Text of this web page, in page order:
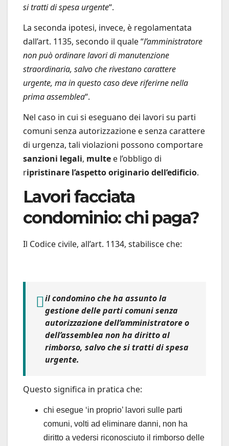
si tratti di spesa urgente“.
La seconda ipotesi, invece, è regolamentata
dall’art. 1135, secondo il quale “l’amministratore
non può ordinare lavori di manutenzione
straordinaria, salvo che rivestano carattere
urgente, ma in questo caso deve riferirne nella
prima assemblea“.
Nel caso in cui si eseguano dei lavori su parti
comuni senza autorizzazione e senza carattere
di urgenza, tali violazioni possono comportare
sanzioni legali, multe e l’obbligo di
ripristinare l’aspetto originario dell’edificio.
Lavori facciata
condominio: chi paga?
Il Codice civile, all’art. 1134, stabilisce che:
il condomino che ha assunto la
gestione delle parti comuni senza
autorizzazione dell’amministratore o
dell’assemblea non ha diritto al
rimborso, salvo che si tratti di spesa
urgente.
Questo significa in pratica che:
chi esegue ‘in proprio’ lavori sulle parti
comuni, volti ad eliminare danni, non ha
diritto a vedersi riconosciuto il rimborso delle